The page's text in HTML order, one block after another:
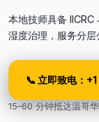
本地技师具备 IICRC
湿度治理，服务分层
📞 立即致电：
15–60 分钟抵达温哥